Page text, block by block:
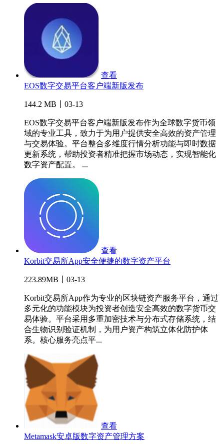
查看
EOS数字交易平台客户端新版发布
144.2 MB丨03-13
EOS数字交易平台客户端新版发布作为全球数字货币领
域的专业工具，致力于为用户提供安全高效的资产管理
与交易体验。平台整合多维度行情分析功能与即时数据
更新系统，帮助投资者精准把握市场动态，实现智能化
数字资产配置。 ...
查看
Korbit交易所App安全便捷的数字资产平台
223.89MB丨03-13
Korbit交易所App作为专业的区块链资产服务平台，通过
多元化的功能模块为投资者创造安全高效的数字货币交
易体验。平台采用多重加密技术与分布式存储系统，结
合生物识别验证机制，为用户资产构筑立体化防护体
系。核心服务亮点平...
查看
Metamask安卓版数字资产管理方案